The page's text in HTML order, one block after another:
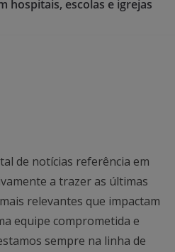
hospitais, escolas e igrejas
de notícias referência em
a trazer as últimas
relevantes que impactam
equipe comprometida e
sempre na linha de